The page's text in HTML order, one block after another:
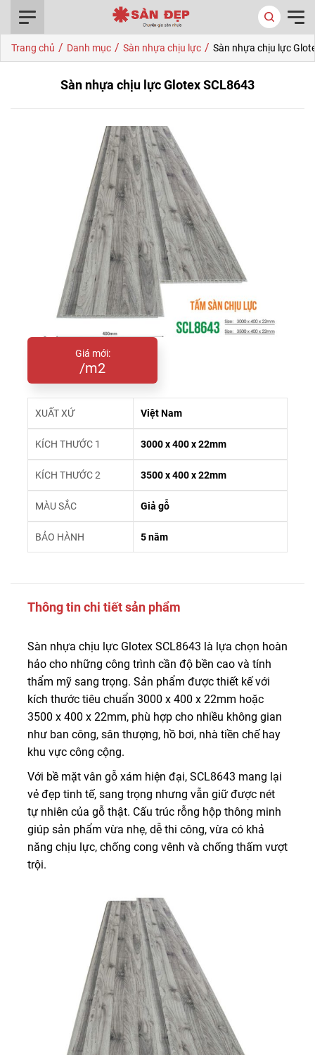
Trang chủ / Danh mục / Sàn nhựa chịu lực / Sàn nhựa chịu lực
Sàn nhựa chịu lực Glotex SCL8643
Giá mới:
/m2
XUẤT XỨ Việt Nam
KÍCH THƯỚC 1 3000 x 400 x 22mm
KÍCH THƯỚC 2 3500 x 400 x 22mm
MÀU SẮC Giả gỗ
BẢO HÀNH 5 năm
Thông tin chi tiết sản phẩm
Sàn nhựa chịu lực Glotex SCL8643 là lựa chọn hoàn
hảo cho những công trình cần độ bền cao và tính
thẩm mỹ sang trọng. Sản phẩm được thiết kế với
kích thước tiêu chuẩn 3000 x 400 x 22mm hoặc
3500 x 400 x 22mm, phù hợp cho nhiều không gian
như ban công, sân thượng, hồ bơi, nhà tiền chế hay
khu vực công cộng.
Với bề mặt vân gỗ xám hiện đại, SCL8643 mang lại
vẻ đẹp tinh tế, sang trọng nhưng vẫn giữ được nét
tự nhiên của gỗ thật. Cấu trúc rỗng hộp thông minh
giúp sản phẩm vừa nhẹ, dễ thi công, vừa có khả
năng chịu lực, chống cong vênh và chống thấm vượt
trội.